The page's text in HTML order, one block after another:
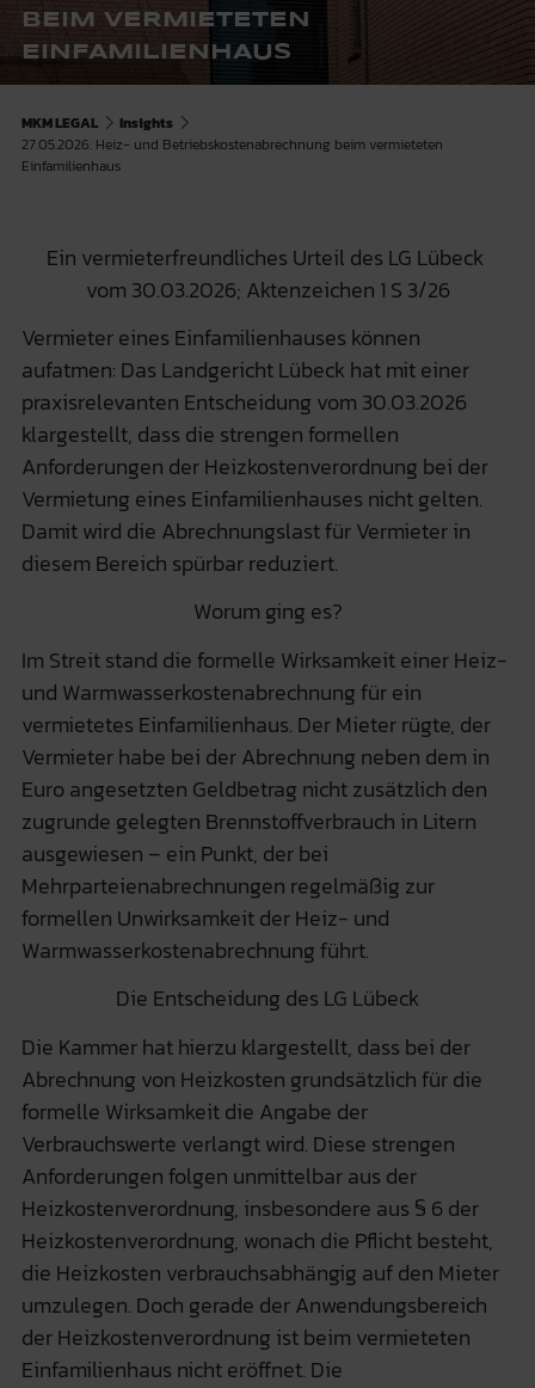
BEIM VERMIETETEN
EINFAMILIENHAUS
MKM LEGAL
Insights
27.05.2026: Heiz- und Betriebskostenabrechnung beim vermieteten
Einfamilienhaus
Ein vermieterfreundliches Urteil des LG Lübeck
vom 30.03.2026; Aktenzeichen 1 S 3/26
Vermieter eines Einfamilienhauses können
aufatmen: Das Landgericht Lübeck hat mit einer
praxisrelevanten Entscheidung vom 30.03.2026
klargestellt, dass die strengen formellen
Anforderungen der Heizkostenverordnung bei der
Vermietung eines Einfamilienhauses nicht gelten.
Damit wird die Abrechnungslast für Vermieter in
diesem Bereich spürbar reduziert.
Worum ging es?
Im Streit stand die formelle Wirksamkeit einer Heiz-
und Warmwasserkostenabrechnung für ein
vermietetes Einfamilienhaus. Der Mieter rügte, der
Vermieter habe bei der Abrechnung neben dem in
Euro angesetzten Geldbetrag nicht zusätzlich den
zugrunde gelegten Brennstoffverbrauch in Litern
ausgewiesen – ein Punkt, der bei
Mehrparteienabrechnungen regelmäßig zur
formellen Unwirksamkeit der Heiz- und
Warmwasserkostenabrechnung führt.
Die Entscheidung des LG Lübeck
Die Kammer hat hierzu klargestellt, dass bei der
Abrechnung von Heizkosten grundsätzlich für die
formelle Wirksamkeit die Angabe der
Verbrauchswerte verlangt wird. Diese strengen
Anforderungen folgen unmittelbar aus der
Heizkostenverordnung, insbesondere aus § 6 der
Heizkostenverordnung, wonach die Pflicht besteht,
die Heizkosten verbrauchsabhängig auf den Mieter
umzulegen. Doch gerade der Anwendungsbereich
der Heizkostenverordnung ist beim vermieteten
Einfamilienhaus nicht eröffnet. Die